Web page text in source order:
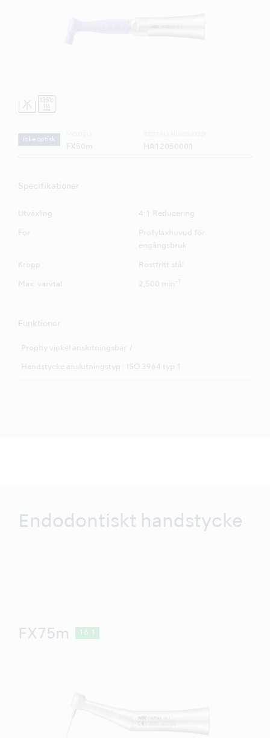
Icke optisk
FX50m HA12050001
Specifikationer
Utväxling 4:1 Reducering
För
Profylaxhuvud för
engångsbruk
Kropp Rostfritt stål
Max. varvtal 2,500 min -1
Funktioner
Prophy vinkel anslutningsbar
Handstycke anslutningstyp : ISO 3964 typ 1
Endodontiskt handstycke
FX75m 16:1